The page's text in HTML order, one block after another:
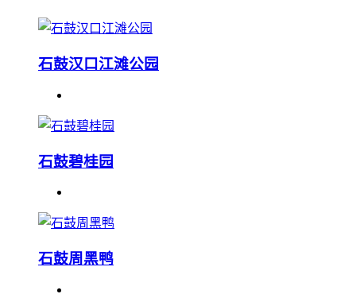
石鼓汉口江滩公园
石鼓碧桂园
石鼓周黑鸭